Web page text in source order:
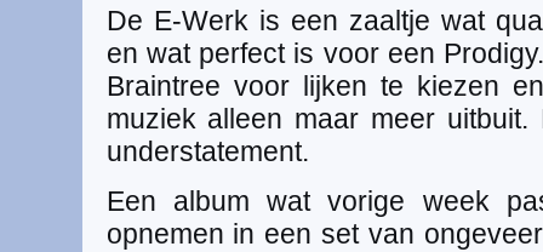
De E-Werk is een zaaltje wat
en wat perfect is voor een
Braintree voor lijken te kiezen
muziek alleen maar meer
understatement.
Een album wat vorige week
opnemen in een set van